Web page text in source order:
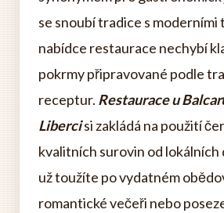
se snoubí tradice s moderními
nabídce restaurace nechybí
pokrmy připravované podle
receptur. Restaurace u
Libercisi zakládá na použití
kvalitních surovin od lokálních
už toužíte po vydatném
romantické večeři nebo